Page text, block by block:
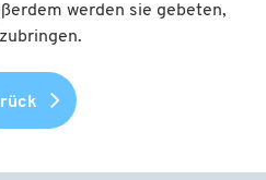
werden sie gebeten,